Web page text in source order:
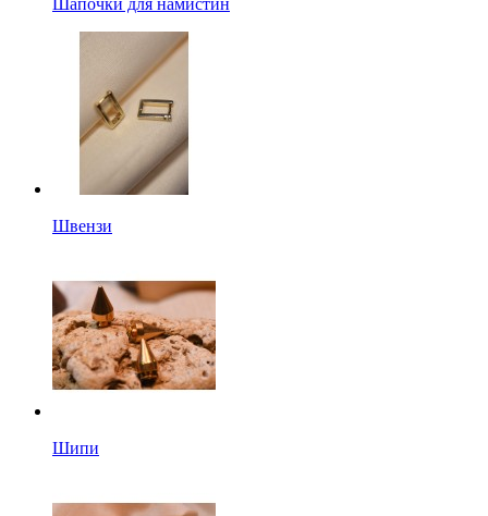
Шапочки для намистин
Швензи
Шипи